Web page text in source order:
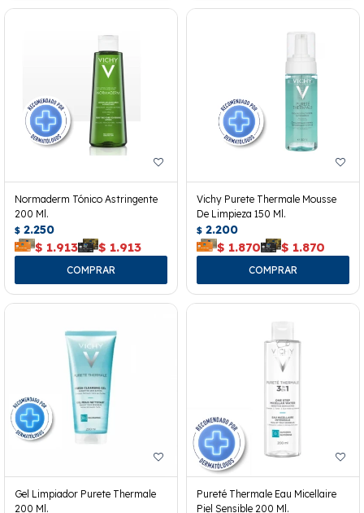
Normaderm Tónico Astringente
200 Ml.
$ 2.250
$ 1.913 $ 1.913
Vichy Purete Thermale Mousse
De Limpieza 150 Ml.
$ 2.200
$ 1.870 $ 1.870
Gel Limpiador Purete Thermale
200 Ml.
Pureté Thermale Eau Micellaire
Piel Sensible 200 Ml.